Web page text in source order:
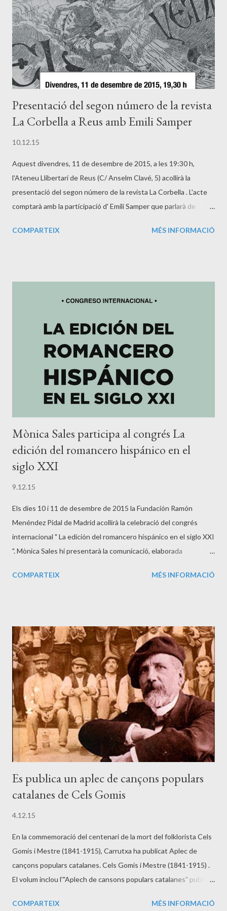
1/showToc
Presentació del segon número de la revista
La Corbella a Reus amb Emili Samper
10.12.15
Aquest divendres, 11 de desembre de 2015, a les 19:30 h,
l'Ateneu Llibertari de Reus (C/ Anselm Clavé, 5) acollirà la
presentació del segon número de la revista La Corbella . L'acte
comptarà amb la participació d' Emili Samper que parlarà de
pàgines d' Acracia " publicat en aquest número de la revista, a
COMPARTEIX MÉS INFORMACIÓ
Mònica Sales participa al congrés La
edición del romancero hispánico en el
siglo XXI
9.12.15
Els dies 10 i 11 de desembre de 2015 la Fundación Ramón
Menéndez Pidal de Madrid acollirà la celebració del congrés
internacional " La edición del romancero hispánico en el siglo XXI
". Mònica Sales hi presentarà la comunicació, elaborada
de un género" en la cinquena sessió (Edición de corpus
COMPARTEIX MÉS INFORMACIÓ
Es publica un aplec de cançons populars
catalanes de Cels Gomis
4.12.15
En la commemoració del centenari de la mort del folklorista Cels
Gomis i Mestre (1841-1915), Carrutxa ha publicat Aplec de
cançons populars catalanes. Cels Gomis i Mestre (1841-1915) .
El volum inclou l'"Aplech de cansons populars catalanes" publicat
1882 i "Altres cançons aplegades per Cels Gomis", procedents
COMPARTEIX MÉS INFORMACIÓ